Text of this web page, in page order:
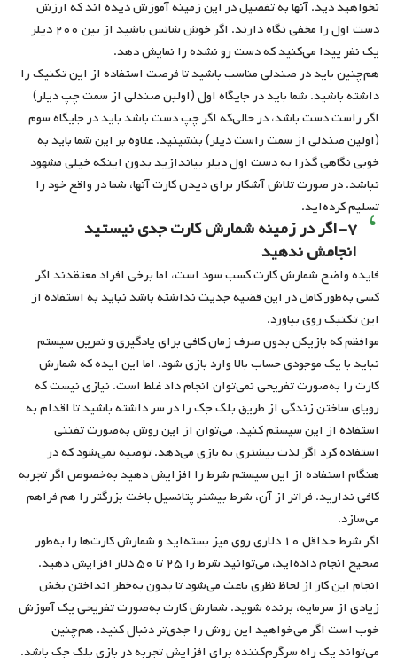
نخواهید دید. آنها به تفصیل در این زمینه آموزش دیده اند که ارزش
دست اول را مخفی نگاه دارند. اگر خوش شانس باشید از بین ۲۰۰ دیلر
یک نفر پیدا می‌کنید که دست رو نشده را نمایش دهد.
هم‌چنین باید در صندلی مناسب باشید تا فرصت استفاده از این تکنیک را
داشته باشید. شما باید در جایگاه اول (اولین صندلی از سمت چپ دیلر)
اگر راست دست باشد، در حالی‌که اگر چپ دست باشد باید در جایگاه سوم
(اولین صندلی از سمت راست دیلر) بنشینید. علاوه بر این شما باید به
خوبی نگاهی گذرا به دست اول دیلر بیاندازید بدون اینکه خیلی مشهود
نباشد. در صورت تلاش آشکار برای دیدن کارت آنها، شما در واقع خود را
تسلیم کرده‌اید.
۷-اگر در زمینه شمارش کارت جدی نیستید
انجامش ندهید
فایده واضح شمارش کارت کسب سود است، اما برخی افراد معتقدند اگر
کسی به‌طور کامل در این قضیه جدیت نداشته باشد نباید به استفاده از
این تکنیک روی بیاورد.
موافقم که بازیکن بدون صرف زمان کافی برای یادگیری و تمرین سیستم
نباید با یک موجودی حساب بالا وارد بازی شود. اما این ایده که شمارش
کارت را به‌صورت تفریحی نمی‌توان انجام داد غلط است. نیازی نیست که
رویای ساختن زندگی از طریق بلک جک را در سر داشته باشید تا اقدام به
استفاده از این سیستم کنید. می‌توان از این روش به‌صورت تفننی
استفاده کرد اگر لذت بیشتری به بازی می‌دهد. توصیه نمی‌شود که در
هنگام استفاده از این سیستم شرط را افزایش دهید به‌خصوص اگر تجربه
کافی ندارید. فراتر از آن، شرط بیشتر پتانسیل باخت بزرگتر را هم فراهم
می‌سازد.
اگر شرط حداقل ۱۰ دلاری روی میز بسته‌اید و شمارش کارت‌ها را به‌طور
صحیح انجام داده‌اید، می‌توانید شرط را ۲۵ تا ۵۰ دلار افزایش دهید.
انجام این کار از لحاظ نظری باعث می‌شود تا بدون به‌خطر انداختن بخش
زیادی از سرمایه، برنده شوید. شمارش کارت به‌صورت تفریحی یک آموزش
خوب است اگر می‌خواهید این روش را جدی‌تر دنبال کنید. هم‌چنین
می‌تواند یک راه سرگرم‌کننده برای افزایش تجربه در بازی بلک جک باشد.